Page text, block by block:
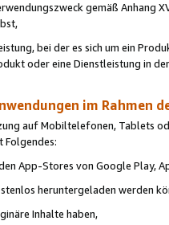
gemäß Anhang
bei der es sich um ein
oder eine Dienstleistung in
im Rahmen
auf Mobiltelefonen, Tablets
Folgendes:
App-Stores von Google Play,
heruntergeladen werden
Inhalte haben,